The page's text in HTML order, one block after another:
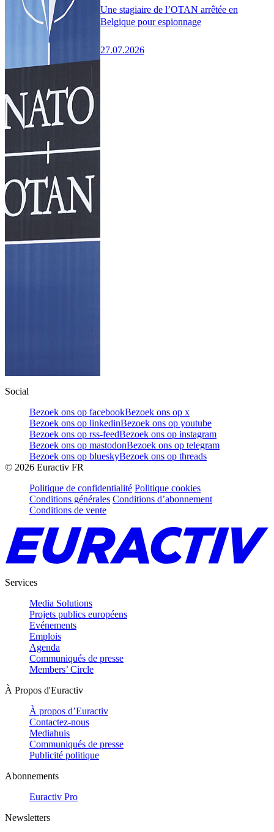
Une stagiaire de l’OTAN arrêtée en
Belgique pour espionnage
27.07.2026
Social
Bezoek ons op facebookBezoek ons op x
Bezoek ons op linkedinBezoek ons op youtube
Bezoek ons op rss-feedBezoek ons op instagram
Bezoek ons op mastodonBezoek ons op telegram
Bezoek ons op blueskyBezoek ons op threads
© 2026 Euractiv FR
Politique de confidentialité Politique cookies
Conditions générales Conditions d’abonnement
Conditions de vente
Services
Media Solutions
Projets publics européens
Evénements
Emplois
Agenda
Communiqués de presse
Members’ Circle
À Propos d'Euractiv
À propos d’Euractiv
Contactez-nous
Mediahuis
Communiqués de presse
Publicité politique
Abonnements
Euractiv Pro
Newsletters